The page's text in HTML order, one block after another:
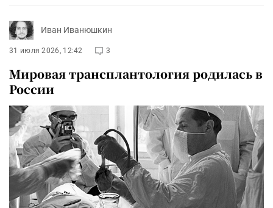
Иван Иванюшкин
31 июля 2026, 12:42 3
Мировая трансплантология родилась в
России